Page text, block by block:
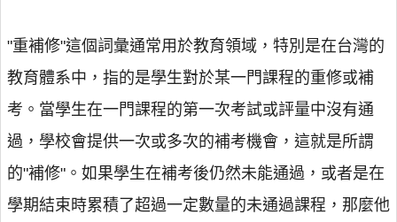
"重補修"這個詞彙通常用於教育領域，特別是在台灣的
教育體系中，指的是學生對於某一門課程的重修或補
考。當學生在一門課程的第一次考試或評量中沒有通
過，學校會提供一次或多次的補考機會，這就是所謂
的"補修"。如果學生在補考後仍然未能通過，或者是在
學期結束時累積了超過一定數量的未通過課程，那麼他